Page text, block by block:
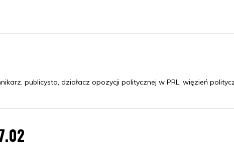
publicysta, działacz opozycji politycznej w PRL, więzień